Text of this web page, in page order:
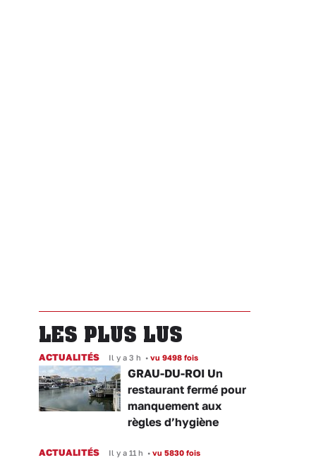
LES PLUS LUS
ACTUALITÉS Il y a 3 h • vu 9498 fois
GRAU-DU-ROI Un
restaurant fermé pour
manquement aux
règles d’hygiène
ACTUALITÉS Il y a 11 h • vu 5830 fois